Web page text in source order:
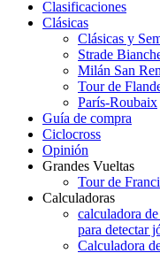
Clasificaciones
Clásicas
Clásicas y
Strade
Milán San
Tour de
París-Roubaix
Guía de compra
Ciclocross
Opinión
Grandes Vueltas
Tour de
Calculadoras
calculadora
para detectar
Calculadora